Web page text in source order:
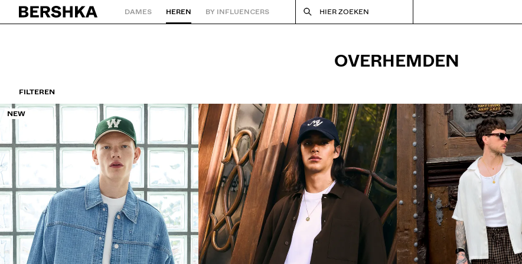
Terug naar de homepage DAMES HEREN BY INFLUENCERS HIER ZOEKEN
OVERHEMDEN
FILTEREN
NEW